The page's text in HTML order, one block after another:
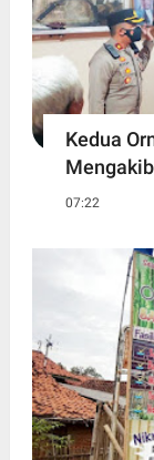
Kedua
07:22